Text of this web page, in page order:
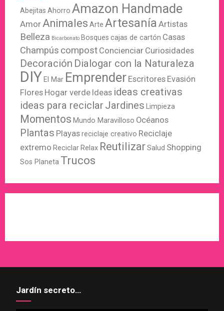
Abejitas Ahorro Amazon Handmade
Amor Animales Arte Artesanía Artistas
Belleza Bicarbonato Bosques cajas de cartón Casas
Champús compost Concienciar Curiosidades
Decoración Dialogar con la Naturaleza
DIY El Mar Emprender Escritores Evasión
Flores Hogar verde Ideas ideas creativas
ideas para reciclar Jardines Limpieza
Momentos Mundo Maravilloso Océanos
Plantas Playasreciclaje creativo Reciclaje
extremo Reciclar Relax ReutilizarSalud Shopping
Sos Planeta Trucos
Jardín secreto…